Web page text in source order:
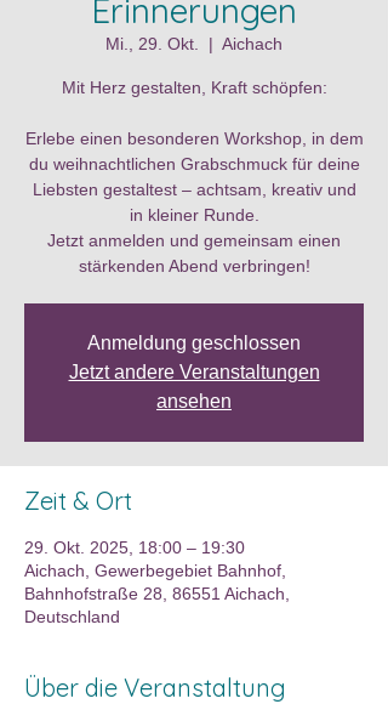
Erinnerungen
Mi., 29. Okt.
  |
Aichach
Mit Herz gestalten, Kraft schöpfen:
Erlebe einen besonderen Workshop, in dem
du weihnachtlichen Grabschmuck für deine
Liebsten gestaltest – achtsam, kreativ und
in kleiner Runde.
Jetzt anmelden und gemeinsam einen
stärkenden Abend verbringen!
Anmeldung geschlossen
Jetzt andere Veranstaltungen
ansehen
Zeit & Ort
29. Okt. 2025, 18:00 – 19:30
Aichach, Gewerbegebiet Bahnhof,
Bahnhofstraße 28, 86551 Aichach,
Deutschland
Über die Veranstaltung